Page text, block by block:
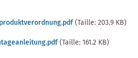
(Taille: 203.9 KB)
(Taille: 161.2 KB)